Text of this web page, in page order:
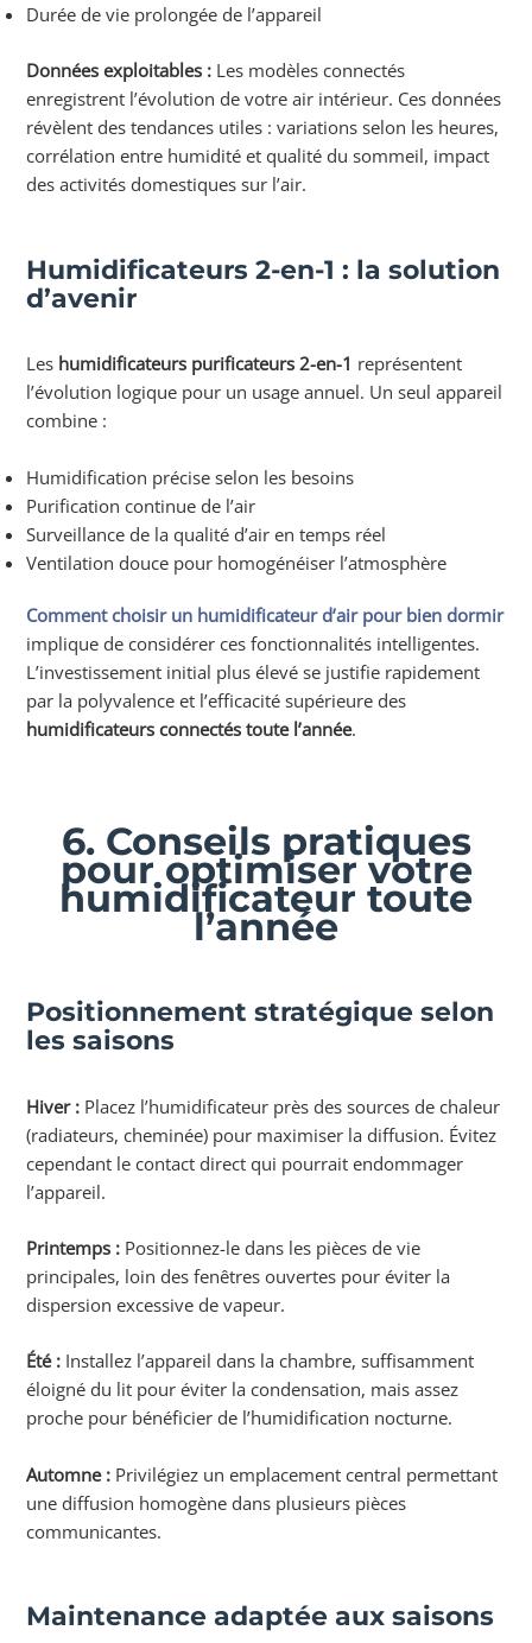
Durée de vie prolongée de l’appareil
Données exploitables : Les modèles connectés
enregistrent l’évolution de votre air intérieur. Ces données
révèlent des tendances utiles : variations selon les heures,
corrélation entre humidité et qualité du sommeil, impact
des activités domestiques sur l’air.
Humidificateurs 2-en-1 : la solution
d’avenir
Les humidificateurs purificateurs 2-en-1 représentent
l’évolution logique pour un usage annuel. Un seul appareil
combine :
Humidification précise selon les besoins
Purification continue de l’air
Surveillance de la qualité d’air en temps réel
Ventilation douce pour homogénéiser l’atmosphère
Comment choisir un humidificateur d’air pour bien dormir
implique de considérer ces fonctionnalités intelligentes.
L’investissement initial plus élevé se justifie rapidement
par la polyvalence et l’efficacité supérieure des
humidificateurs connectés toute l’année.
6. Conseils pratiques
pour optimiser votre
humidificateur toute
l’année
Positionnement stratégique selon
les saisons
Hiver : Placez l’humidificateur près des sources de chaleur
(radiateurs, cheminée) pour maximiser la diffusion. Évitez
cependant le contact direct qui pourrait endommager
l’appareil.
Printemps : Positionnez-le dans les pièces de vie
principales, loin des fenêtres ouvertes pour éviter la
dispersion excessive de vapeur.
Été : Installez l’appareil dans la chambre, suffisamment
éloigné du lit pour éviter la condensation, mais assez
proche pour bénéficier de l’humidification nocturne.
Automne : Privilégiez un emplacement central permettant
une diffusion homogène dans plusieurs pièces
communicantes.
Maintenance adaptée aux saisons